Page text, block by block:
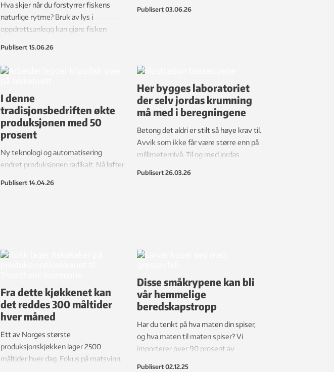
Hva skjer når du forstyrrer fiskens
naturlige rytme? Bruk av lys i
oppdrettsanlegg kan gjøre fisken
Ny forskning gjør det nå mulig å måle
Publisert 15.06.26
Publisert 03.06.26
I denne
tradisjonsbedriften økte
produksjonen med 50
prosent
Ny teknologi og automatisering
endret produksjonen radikalt. Nå løfter
Publisert 14.04.26
Her bygges laboratoriet
der selv jordas krumning
må med i beregningene
Betong det aldri er stilt så høye krav til.
Avvik som ikke får være større enn på
millimeternivå. Til og med jordas
Publisert 26.03.26
Fra dette kjøkkenet kan
det reddes 300 måltider
hver måned
Ett av Norges største
produksjonskjøkken lager 2500
måltider hver dag. Fokus på matsvinn,
Disse småkrypene kan bli
vår hemmelige
beredskapstropp
Har du tenkt på hva maten din spiser,
og hva maten til maten spiser? Vi
importerer over 90 prosent av
Publisert 02.12.25